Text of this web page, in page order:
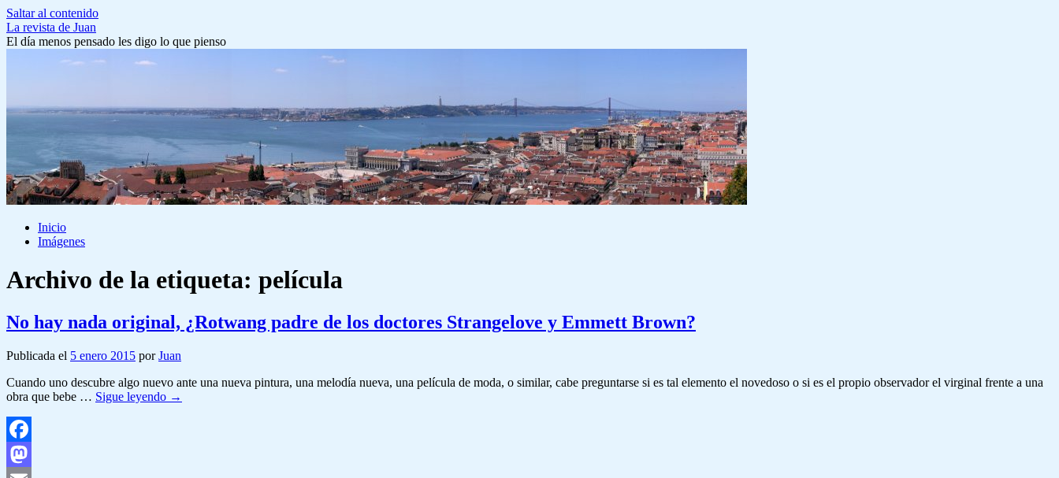
Saltar al contenido
La revista de Juan
El día menos pensado les digo lo que pienso
Inicio
Imágenes
Archivo de la etiqueta: película
No hay nada original, ¿Rotwang padre de los doctores Strangelove y Emmett Brown?
Publicada el 5 enero 2015 por Juan
Cuando uno descubre algo nuevo ante una nueva pintura, una melodía nueva, una película de moda, o similar, cabe preguntarse si es tal elemento el novedoso o si es el propio observador el virginal frente a una
obra que bebe … Sigue leyendo →
Facebook